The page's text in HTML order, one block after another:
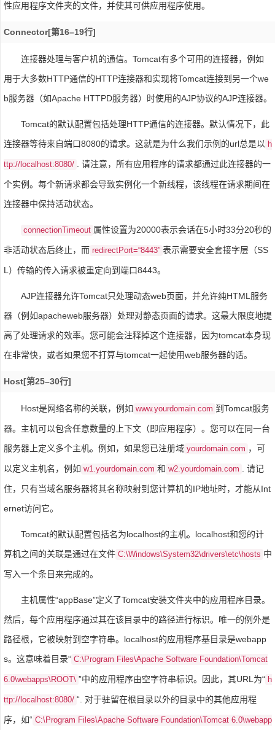
性应用程序文件夹的文件，并使其可供应用程序使用。
Connector[第16–19行]
连接器处理与客户机的通信。Tomcat有多个可用的连接器，例如
用于大多数HTTP通信的HTTP连接器和实现将Tomcat连接到另一个we
b服务器（如Apache HTTPD服务器）时使用的AJP协议的AJP连接器。
Tomcat的默认配置包括处理HTTP通信的连接器。默认情况下，此
连接器等待来自端口8080的请求。这就是为什么我们示例的url总是以 h
ttp://localhost:8080/ . 请注意，所有应用程序的请求都通过此连接器的一
个实例。每个新请求都会导致实例化一个新线程，该线程在请求期间在
连接器中保持活动状态。
connectionTimeout 属性设置为20000表示会话在5小时33分20秒的
非活动状态后终止，而 redirectPort=“8443” 表示需要安全套接字层（SS
L）传输的传入请求被重定向到端口8443。
AJP连接器允许Tomcat只处理动态web页面，并允许纯HTML服务
器（例如apacheweb服务器）处理对静态页面的请求。这最大限度地提
高了处理请求的效率。您可能会注释掉这个连接器，因为tomcat本身现
在非常快，或者如果您不打算与tomcat一起使用web服务器的话。
Host[第25–30行]
Host是网络名称的关联，例如 www.yourdomain.com 到Tomcat服务
器。主机可以包含任意数量的上下文（即应用程序）。您可以在同一台
服务器上定义多个主机。例如，如果您已注册域 yourdomain.com ，可
以定义主机名，例如 w1.yourdomain.com 和 w2.yourdomain.com . 请记
住，只有当域名服务器将其名称映射到您计算机的IP地址时，才能从Int
ernet访问它。
Tomcat的默认配置包括名为localhost的主机。localhost和您的计
算机之间的关联是通过在文件 C:\Windows\System32\drivers\etc\hosts 中
写入一个条目来完成的。
主机属性“appBase”定义了Tomcat安装文件夹中的应用程序目录。
然后，每个应用程序通过其在该目录中的路径进行标识。唯一的例外是
路径根，它被映射到空字符串。localhost的应用程序基目录是webapp
s。这意味着目录“ C:\Program Files\Apache Software Foundation\Tomcat
6.0\webapps\ROOT\ ”中的应用程序由空字符串标识。因此，其URL为“ h
ttp://localhost:8080/ “. 对于驻留在根目录以外的目录中的其他应用程
序，如“ C:\Program Files\Apache Software Foundation\Tomcat 6.0\webapp